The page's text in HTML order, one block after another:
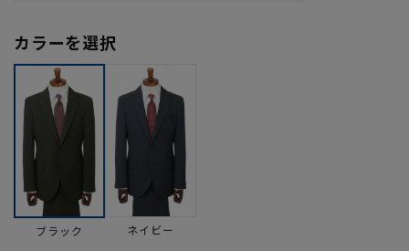
カラーを選択
ブラック ネイビー